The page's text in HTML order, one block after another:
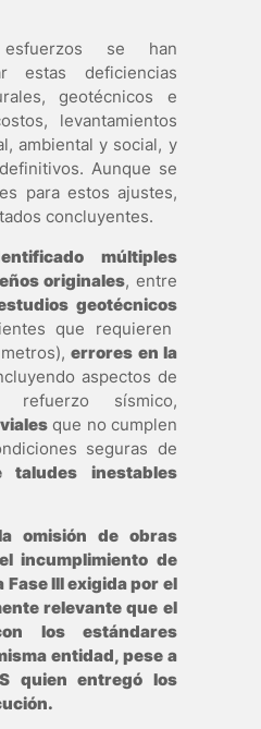
se han
estas deficiencias
geotécnicos e
levantamientos
ambiental y social, y
Aunque se
para estos ajustes,
concluyentes.
múltiples
originales, entre
geotécnicos
que requieren
metros),errores en la
aspectos de
refuerzo sísmico,
que no cumplen
seguras de
taludes inestables
omisión de obras
incumplimiento de
III exigida por el
relevante que el
los estándares
entidad, pese a
quien entregó los